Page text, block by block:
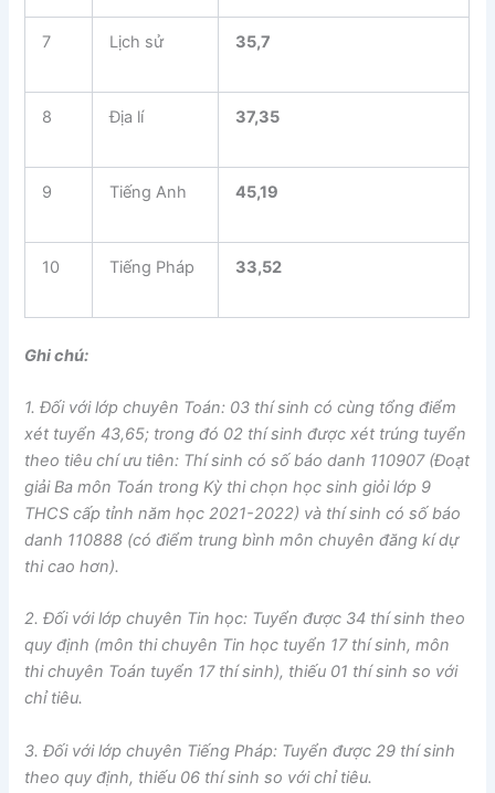
7 Lịch sử 35,7
8 Địa lí 37,35
9 Tiếng Anh 45,19
10 Tiếng Pháp 33,52
Ghi chú:
1.Đối với lớp chuyên Toán: 03 thí sinh có cùng tổng điểm
xét tuyển 43,65; trong đó 02 thí sinh được xét trúng tuyển
theo tiêu chí ưu tiên: Thí sinh có số báo danh 110907 (Đoạt
giải Ba môn Toán trong Kỳ thi chọn học sinh giỏi lớp 9
THCScấp tỉnh năm học 2021-2022) và thí sinh có số báo
danh 110888 (có điểm trung bình môn chuyên đăng kí dự
thi cao hơn).
2.Đối với lớp chuyên Tin học: Tuyển được 34 thí sinh theo
quy định (môn thi chuyên Tin học tuyển 17 thí sinh, môn
thi chuyên Toán tuyển 17 thí sinh), thiếu 01 thí sinh so với
chỉ tiêu.
3.Đối với lớp chuyên Tiếng Pháp: Tuyển được 29 thí sinh
theo quy định, thiếu 06 thí sinh so với chỉ tiêu.